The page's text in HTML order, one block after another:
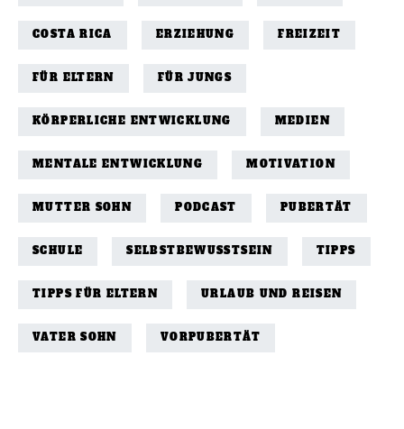
COSTA RICA ERZIEHUNG FREIZEIT
FÜR ELTERN FÜR JUNGS
KÖRPERLICHE ENTWICKLUNG MEDIEN
MENTALE ENTWICKLUNG MOTIVATION
MUTTER SOHN PODCAST PUBERTÄT
SCHULE SELBSTBEWUSSTSEIN TIPPS
TIPPS FÜR ELTERN URLAUB UND REISEN
VATER SOHN VORPUBERTÄT